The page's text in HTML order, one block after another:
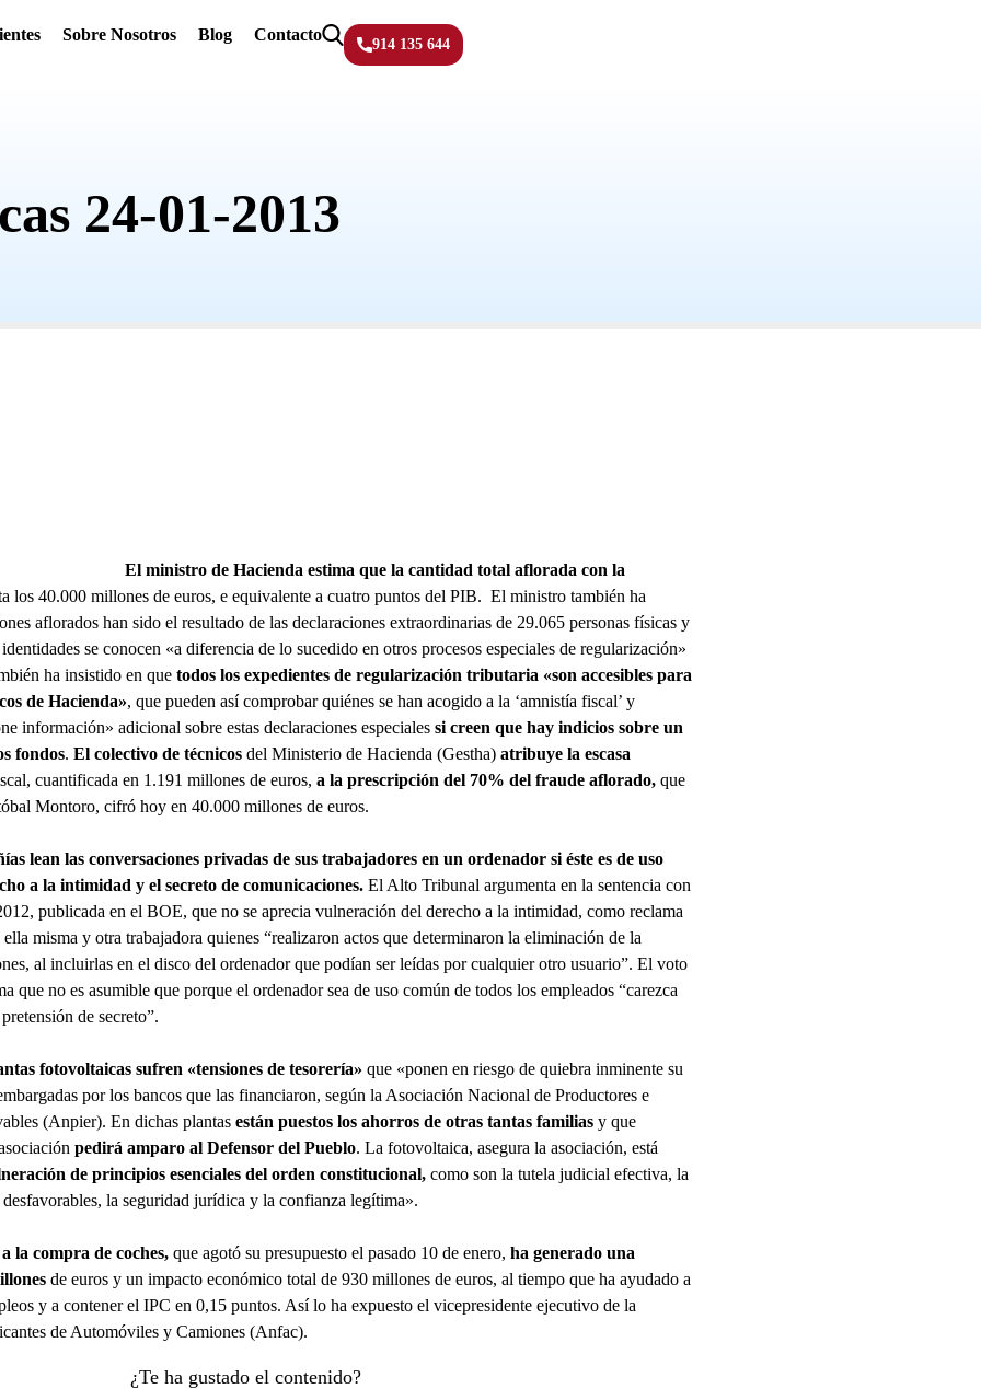
Sobre Nosotros Blog Contacto
914 135 644
24-01-2013
El ministro de Hacienda estima que la cantidad total aflorada con la
los 40.000 millones de euros, e equivalente a cuatro puntos del PIB. El ministro también ha
aflorados han sido el resultado de las declaraciones extraordinarias de 29.065 personas físicas y
se conocen «a diferencia de lo sucedido en otros procesos especiales de regularización»
ha insistido en que todos los expedientes de regularización tributaria «son accesibles para
de Hacienda», que pueden así comprobar quiénes se han acogido a la ‘amnistía fiscal’ y
información» adicional sobre estas declaraciones especiales si creen que hay indicios sobre un
fondos. El colectivo de técnicos del Ministerio de Hacienda (Gestha) atribuye la escasa
cuantificada en 1.191 millones de euros, a la prescripción del 70% del fraude aflorado, que
Montoro, cifró hoy en 40.000 millones de euros.
lean las conversaciones privadas de sus trabajadores en un ordenador si éste es de uso
a la intimidad y el secreto de comunicaciones. El Alto Tribunal argumenta en la sentencia con
publicada en el BOE, que no se aprecia vulneración del derecho a la intimidad, como reclama
misma y otra trabajadora quienes “realizaron actos que determinaron la eliminación de la
al incluirlas en el disco del ordenador que podían ser leídas por cualquier otro usuario”. El voto
que no es asumible que porque el ordenador sea de uso común de todos los empleados “carezca
de secreto”.
fotovoltaicas sufren «tensiones de tesorería» que «ponen en riesgo de quiebra inminente su
por los bancos que las financiaron, según la Asociación Nacional de Productores e
(Anpier). En dichas plantas están puestos los ahorros de otras tantas familias y que
pedirá amparo al Defensor del Pueblo. La fotovoltaica, asegura la asociación, está
de principios esenciales del orden constitucional, como son la tutela judicial efectiva, la
la seguridad jurídica y la confianza legítima».
la compra de coches, que agotó su presupuesto el pasado 10 de enero, ha generado una
de euros y un impacto económico total de 930 millones de euros, al tiempo que ha ayudado a
y a contener el IPC en 0,15 puntos. Así lo ha expuesto el vicepresidente ejecutivo de la
de Automóviles y Camiones (Anfac).
¿Te ha gustado el contenido?